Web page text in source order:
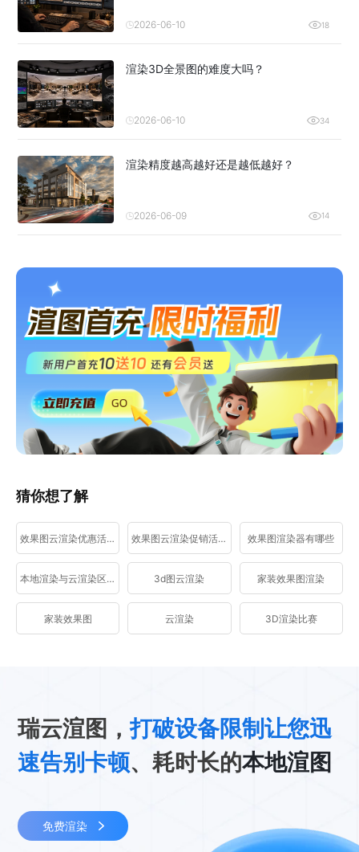
2026-06-10 18
渲染3D全景图的难度大吗？
2026-06-10 34
渲染精度越高越好还是越低越好？
2026-06-09 14
猜你想了解
效果图云渲染优惠活动 效果图云渲染促销活动 效果图渲染器有哪些
本地渲染与云渲染区别 3d图云渲染 家装效果图渲染
家装效果图 云渲染 3D渲染比赛
瑞云渲图，打破设备限制让您迅
速告别卡顿、耗时长的本地渲图
免费渲染